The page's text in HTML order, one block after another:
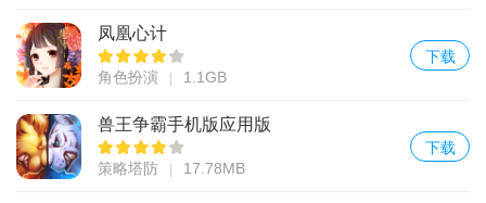
凤凰心计
角色扮演 1.1GB
下载
兽王争霸手机版应用版
策略塔防 17.78MB
下载